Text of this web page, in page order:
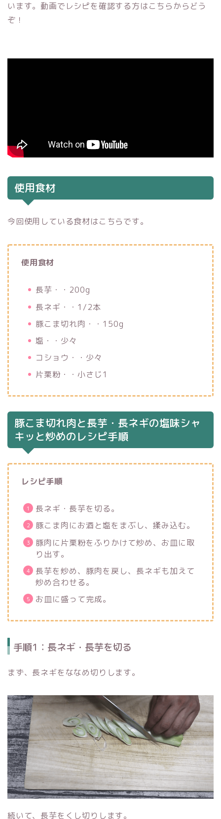
います。動画でレシピを確認する方はこちらからどう
ぞ！
使用食材
今回使用している食材はこちらです。
使用食材
長芋・・200g
長ネギ・・1/2本
豚こま切れ肉・・150g
塩・・少々
コショウ・・少々
片栗粉・・小さじ1
豚こま切れ肉と長芋・長ネギの塩味シャ
キッと炒めのレシピ手順
レシピ手順
長ネギ・長芋を切る。
豚こま肉にお酒と塩をまぶし、揉み込む。
豚肉に片栗粉をふりかけて炒め、お皿に取
り出す。
長芋を炒め、豚肉を戻し、長ネギも加えて
炒め合わせる。
お皿に盛って完成。
手順1：長ネギ・長芋を切る
まず、長ネギをななめ切りします。
続いて、長芋をくし切りします。